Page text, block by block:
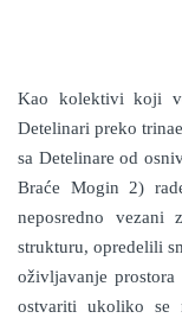
Kao kolektivi koji
Detelinari preko
sa Detelinare od
Braće Mogin 2)
neposredno
strukturu, opredelili
oživljavanje
ostvariti ukoliko se